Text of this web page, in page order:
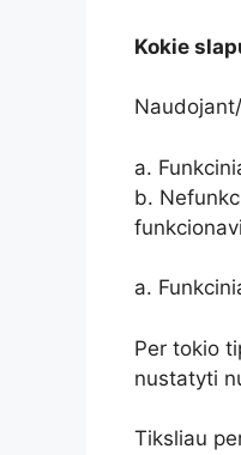
Kokie
a.
b.
a.
Per tokio
nustatyti
Tiksliau